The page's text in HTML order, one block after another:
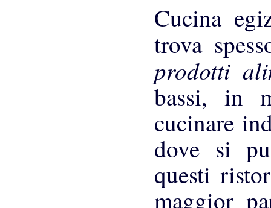
Cucina
trova
prodotti
bassi, in
cucinare
dove si
questi
maggior